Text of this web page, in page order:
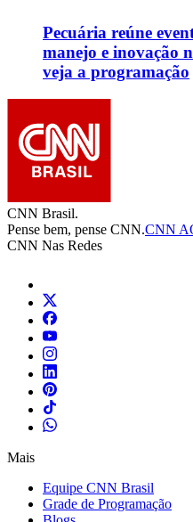
Pecuária reúne
manejo e inovação
veja a programação
CNN Brasil.
Pense bem, pense CNN.CNN
CNN Nas Redes
Mais
Equipe CNN Brasil
Grade de Programação